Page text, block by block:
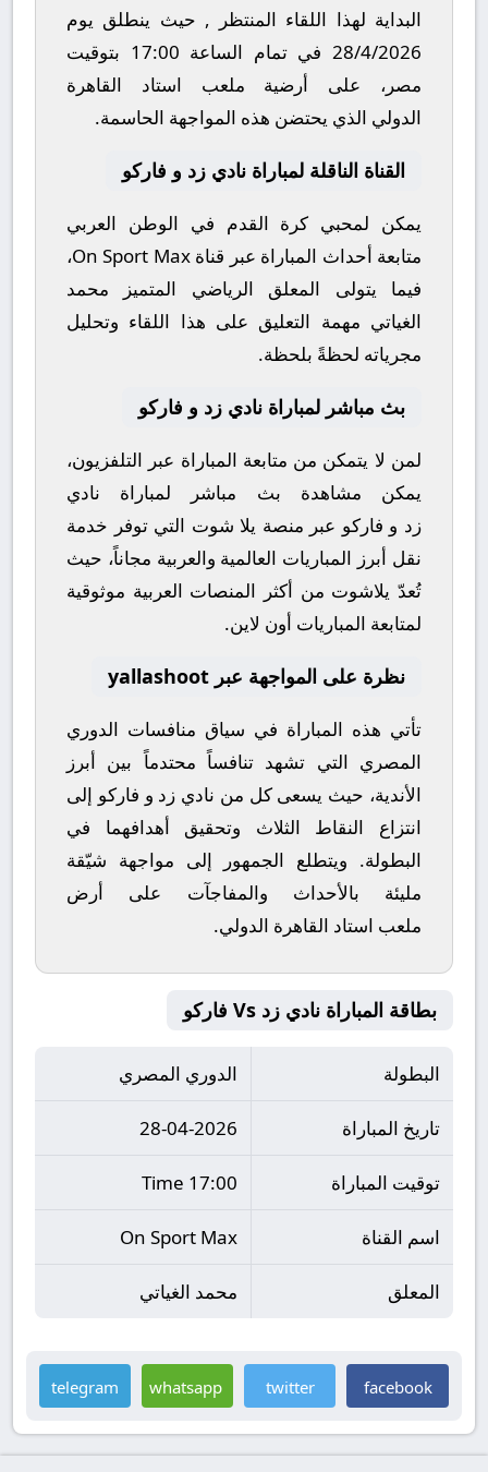
البداية لهذا اللقاء المنتظر , حيث ينطلق يوم
28/4/2026في تمام الساعة 17:00 بتوقيت
مصر، على أرضية ملعب استاد القاهرة
الدولي الذي يحتضن هذه المواجهة الحاسمة.
القناة الناقلة لمباراة نادي زد و فاركو
يمكن لمحبي كرة القدم في الوطن العربي
متابعة أحداث المباراة عبر قناةOn Sport Max،
فيما يتولى المعلق الرياضي المتميز محمد
الغياتي مهمة التعليق على هذا اللقاء وتحليل
مجرياته لحظةً بلحظة.
بث مباشر لمباراة نادي زد و فاركو
لمن لا يتمكن من متابعة المباراة عبر التلفزيون،
يمكن مشاهدة بث مباشر لمباراة نادي
زد و فاركو عبر منصة يلا شوت التي توفر خدمة
نقل أبرز المباريات العالمية والعربية مجاناً، حيث
تُعدّ يلاشوت من أكثر المنصات العربية موثوقية
لمتابعة المباريات أون لاين.
نظرة على المواجهة عبر yallashoot
تأتي هذه المباراة في سياق منافسات الدوري
المصري التي تشهد تنافساً محتدماً بين أبرز
الأندية، حيث يسعى كل من نادي زد و فاركو إلى
انتزاع النقاط الثلاث وتحقيق أهدافهما في
البطولة. ويتطلع الجمهور إلى مواجهة شيّقة
مليئة بالأحداث والمفاجآت على أرض
ملعب استاد القاهرة الدولي.
بطاقة المباراة نادي زد Vs فاركو
البطولة الدوري المصري
تاريخ المباراة 28-04-2026
توقيت المباراة 17:00 Time
اسم القناة On Sport Max
المعلق محمد الغياتي
facebook
twitter
whatsapp
telegram